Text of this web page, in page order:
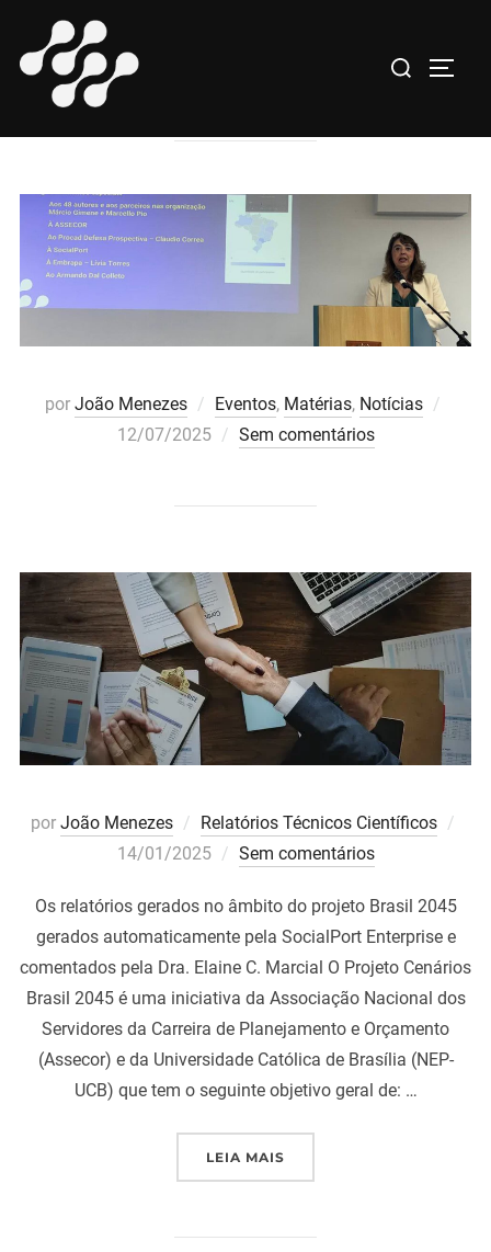
conteúdo
Pesquisar
AUTOR:
por João Menezes Eventos, Matérias, Notícias
12/07/2025 Sem comentários
por João Menezes Relatórios Técnicos Científicos
14/01/2025 Sem comentários
Os relatórios gerados no âmbito do projeto Brasil 2045
gerados automaticamente pela SocialPort Enterprise e
comentados pela Dra. Elaine C. Marcial O Projeto Cenários
Brasil 2045 é uma iniciativa da Associação Nacional dos
Servidores da Carreira de Planejamento e Orçamento
(Assecor) e da Universidade Católica de Brasília (NEP-
UCB) que tem o seguinte objetivo geral de: …
LEIA MAIS